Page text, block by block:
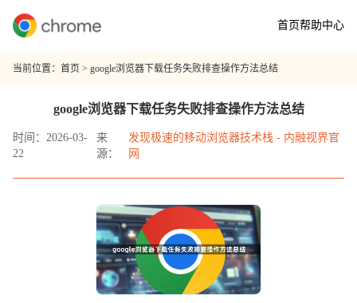
首页帮助中心
当前位置： 首页 > google浏览器下载任务失败排查操作方法总结
google浏览器下载任务失败排查操作方法总结
时间：2026-03-
22
来
源：
发现极速的移动浏览器技术栈 - 内融视界官
网